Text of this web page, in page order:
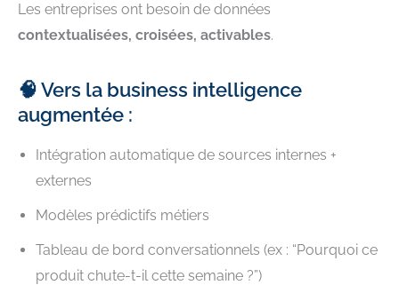
Les entreprises ont besoin de données
contextualisées, croisées, activables.
🧠 Vers la business intelligence
augmentée :
Intégration automatique de sources internes +
externes
Modèles prédictifs métiers
Tableau de bord conversationnels (ex : “Pourquoi ce
produit chute-t-il cette semaine ?”)